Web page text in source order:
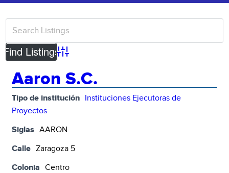
Advanced Search
Aaron S.C.
Tipo de institución Instituciones Ejecutoras de
Proyectos
Siglas AARON
Calle Zaragoza 5
Colonia Centro